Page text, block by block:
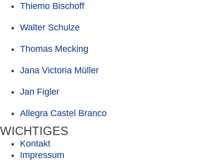
Thiemo Bischoff
Walter Schulze
Thomas Mecking
Jana Victoria Müller
Jan Figler
Allegra Castel Branco
WICHTIGES
Kontakt
Impressum